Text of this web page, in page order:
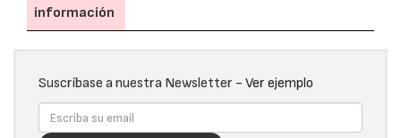
información
Suscríbase a nuestra Newsletter - Ver ejemplo